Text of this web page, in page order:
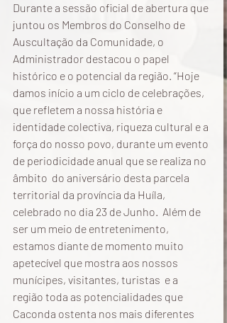
Durante a sessão oficial de abertura que
juntou os Membros do Conselho de
Auscultação da Comunidade, o
Administrador destacou o papel
histórico e o potencial da região. “Hoje
damos início a um ciclo de celebrações,
que refletem a nossa história e
identidade colectiva, riqueza cultural e a
força do nosso povo, durante um evento
de periodicidade anual que se realiza no
âmbito  do aniversário desta parcela
territorial da província da Huíla,
celebrado no dia 23 de Junho.  Além de
ser um meio de entretenimento,
estamos diante de momento muito
apetecível que mostra aos nossos
munícipes, visitantes, turistas  e a
região toda as potencialidades que
Caconda ostenta nos mais diferentes